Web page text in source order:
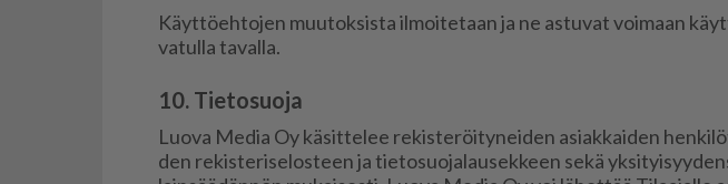
Käyt­tö­eh­to­jen muu­tok­sis­ta il­moi­te­taan ja ne as­tu­vat voi­maan
va­tul­la ta­val­la.
10. Tietosuoja
Luo­va Me­dia Oy kä­sit­te­lee re­kis­te­röi­ty­nei­den asi­ak­kai­den
den re­kis­te­ri­se­los­teen ja tie­to­suo­ja­lau­sek­keen sekä